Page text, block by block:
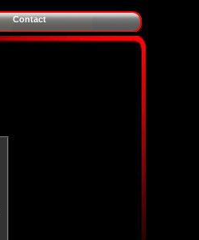
Contact